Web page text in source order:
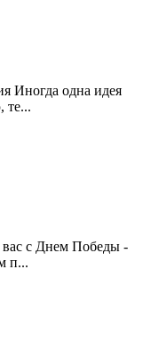
Иногда одна идея
те...
вас с Днем Победы -
п...